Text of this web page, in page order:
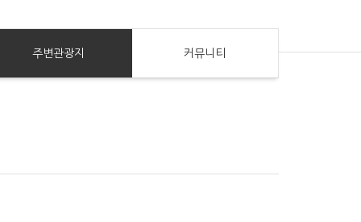
주변관광지 커뮤니티